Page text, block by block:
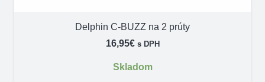
Delphin C-BUZZ na 2 prúty
16,95€ s DPH
Skladom